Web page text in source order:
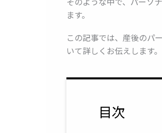
ます。
この記事では、産後のパ
いて詳しくお伝えします。
目次